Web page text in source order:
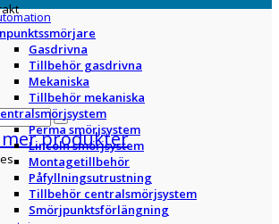
mer produkter
Gasdrivna
Tillbehör gasdrivna
Mekaniska
Tillbehör mekaniska
Perma smörjsystem
Lincoln smörjsystem
Montagetillbehör
Påfyllningsutrustning
Tillbehör centralsmörjsystem
Smörjpunktsförlängning